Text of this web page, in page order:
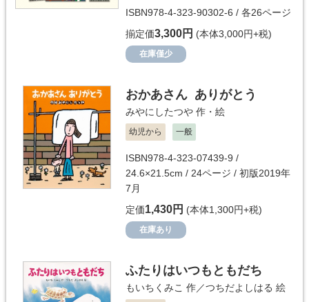
ISBN978-4-323-90302-6 / 各26ページ
揃定価3,300円 (本体3,000円+税)
在庫僅少
おかあさん ありがとう
みやにしたつや 作・絵
幼児から 一般
ISBN978-4-323-07439-9 /
24.6×21.5cm / 24ページ / 初版2019年
7月
定価1,430円 (本体1,300円+税)
在庫あり
ふたりはいつもともだち
もいちくみこ 作／つちだよしはる 絵